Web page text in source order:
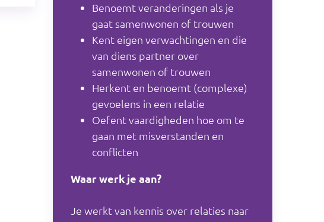
Benoemt veranderingen als je
gaat samenwonen of trouwen
Kent eigen verwachtingen en die
van diens partner over
samenwonen of trouwen
Herkent en benoemt (complexe)
gevoelens in een relatie
Oefent vaardigheden hoe om te
gaan met misverstanden en
conflicten
Waar werk je aan?
Je werkt van kennis over relaties naar